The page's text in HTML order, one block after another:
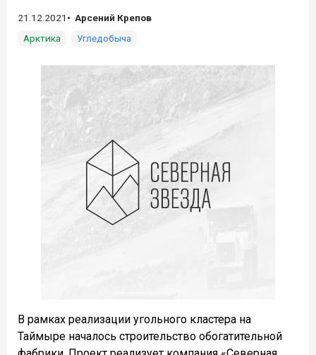
21.12.2021
Арсений Крепов
Арктика
Угледобыча
В рамках реализации угольного кластера на
Таймыре началось строительство обогатительной